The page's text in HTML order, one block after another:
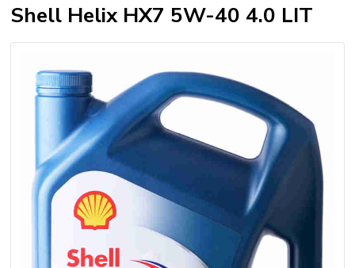
Shell Helix HX7 5W-40 4.0 LIT